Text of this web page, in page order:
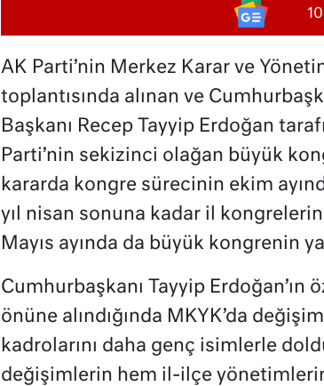
AK Parti’nin Merkez Karar ve
toplantısında alınan ve
Başkanı Recep Tayyip Erdoğan
Parti’nin sekizinci olağan büyük
kararda kongre sürecinin ekim
yıl nisan sonuna kadar il
Mayıs ayında da büyük kongrenin
Cumhurbaşkanı Tayyip
önüne alındığında MKYK’da
kadrolarını daha genç isimlerle
değişimlerin hem il-ilçe